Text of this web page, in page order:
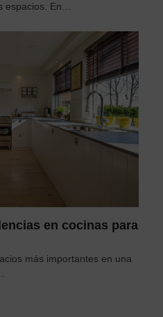
espacios. En…
en cocinas para
más importantes en una